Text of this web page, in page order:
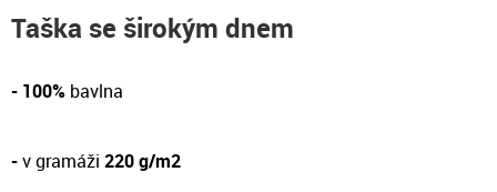
Taška se širokým dnem
- 100% bavlna
-v gramáži 220 g/m2